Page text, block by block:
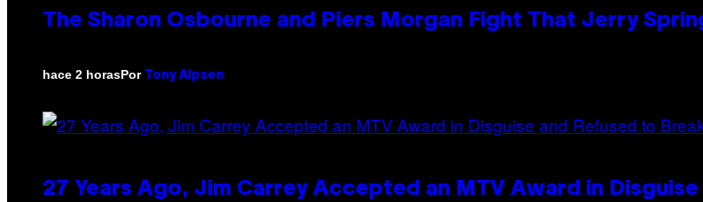
The Sharon Osbourne and Piers Morgan Fight That Jerry
hace 2 horasPor Tony Alpsen
27 Years Ago, Jim Carrey Accepted an MTV Award in